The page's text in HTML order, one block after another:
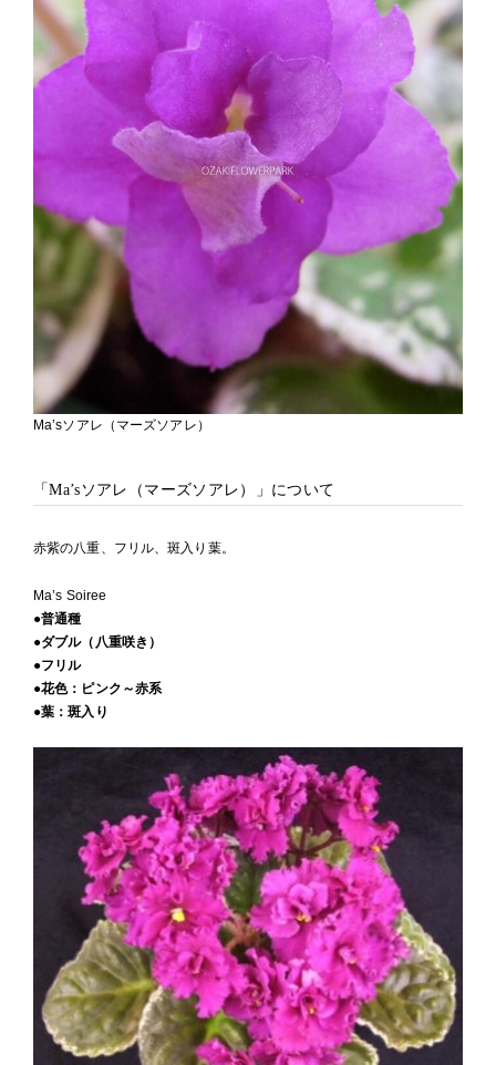
Ma’sソアレ（マーズソアレ）
「Ma’sソアレ（マーズソアレ）」について
赤紫の八重、フリル、斑入り葉。
Ma’s Soiree
●普通種
●ダブル（八重咲き）
●フリル
●花色：ピンク～赤系
●葉：斑入り